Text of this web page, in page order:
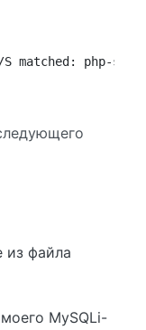
N/S matched: php-
из файла
MySQLi-